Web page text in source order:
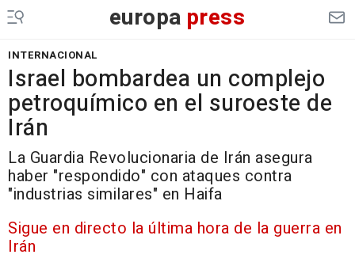
europa press
INTERNACIONAL
Israel bombardea un complejo
petroquímico en el suroeste de
Irán
La Guardia Revolucionaria de Irán asegura
haber "respondido" con ataques contra
"industrias similares" en Haifa
Sigue en directo la última hora de la guerra en
Irán